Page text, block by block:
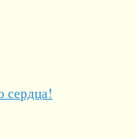
сердца!